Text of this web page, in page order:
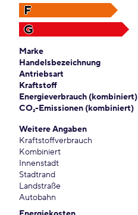
F
G
Marke
Handelsbezeichnung
Antriebsart
Kraftstoff
Energieverbrauch (kombiniert)
CO₂-Emissionen (kombiniert)
Weitere Angaben
Kraftstoffverbrauch
Kombiniert
Innenstadt
Stadtrand
Landstraße
Autobahn